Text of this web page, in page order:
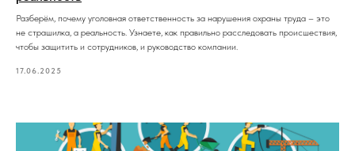
Разберём, почему уголовная ответственность за нарушения охраны труда – это
не страшилка, а реальность. Узнаете, как правильно расследовать происшествия,
чтобы защитить и сотрудников, и руководство компании.
17.06.2025